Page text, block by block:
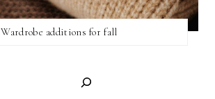
Wardrobe additions for fall